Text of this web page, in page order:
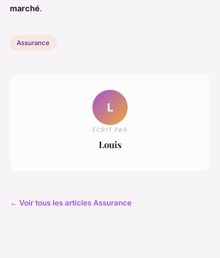
marché.
Assurance
L
ECRIT PAR
Louis
← Voir tous les articles Assurance